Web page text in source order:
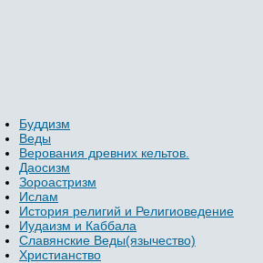
Буддизм
Веды
Верования древних кельтов.
Даосизм
Зороастризм
Ислам
История религий и Религиоведение
Иудаизм и Каббала
Славянские Веды(язычество)
Христианство